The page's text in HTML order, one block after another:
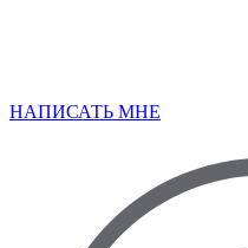
НАПИСАТЬ МНЕ